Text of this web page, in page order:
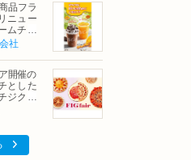
品フラ
ニュー
ムチョ
ムージ
始
社
開催の
とした
ジクの
含め、
場8月